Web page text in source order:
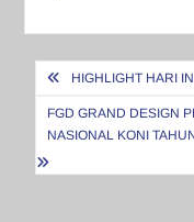
Navigasi
pos
HIGHLIGHT HARI
FGD GRAND DESIGN
NASIONAL KONI